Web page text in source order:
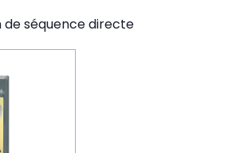
de séquence directe